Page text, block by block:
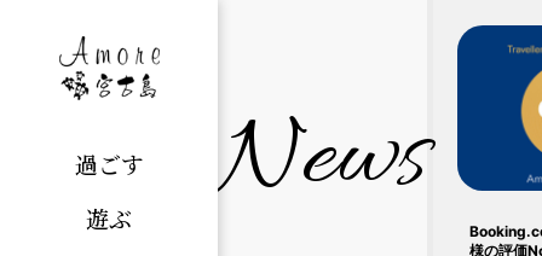
過ごす
遊ぶ
News
様の評価